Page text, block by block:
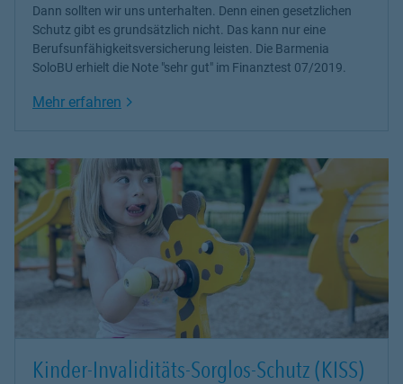
Dann sollten wir uns unterhalten. Denn einen gesetzlichen
Schutz gibt es grundsätzlich nicht. Das kann nur eine
Berufsunfähigkeitsversicherung leisten. Die Barmenia
SoloBU erhielt die Note "sehr gut" im Finanztest 07/2019.
Mehr erfahren Link Opens in New Tab
Kinder-Invaliditäts-Sorglos-Schutz (KISS)